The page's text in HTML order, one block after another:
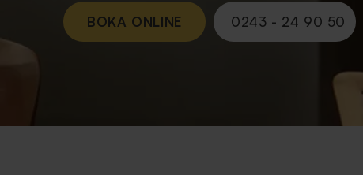
BOKA ONLINE 0243 - 24 90 50